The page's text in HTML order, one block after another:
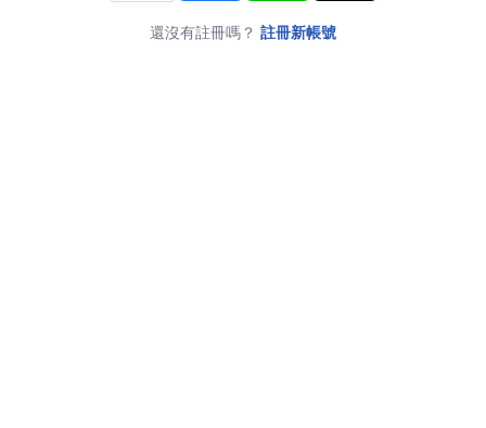
還沒有註冊嗎？ 註冊新帳號